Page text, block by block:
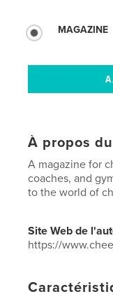
MAGAZINE
À propos
A magazine for
coaches, and
to the world of
Site Web de
https://